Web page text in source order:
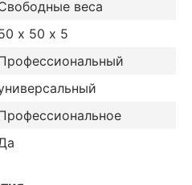
веса
х 50 х 5